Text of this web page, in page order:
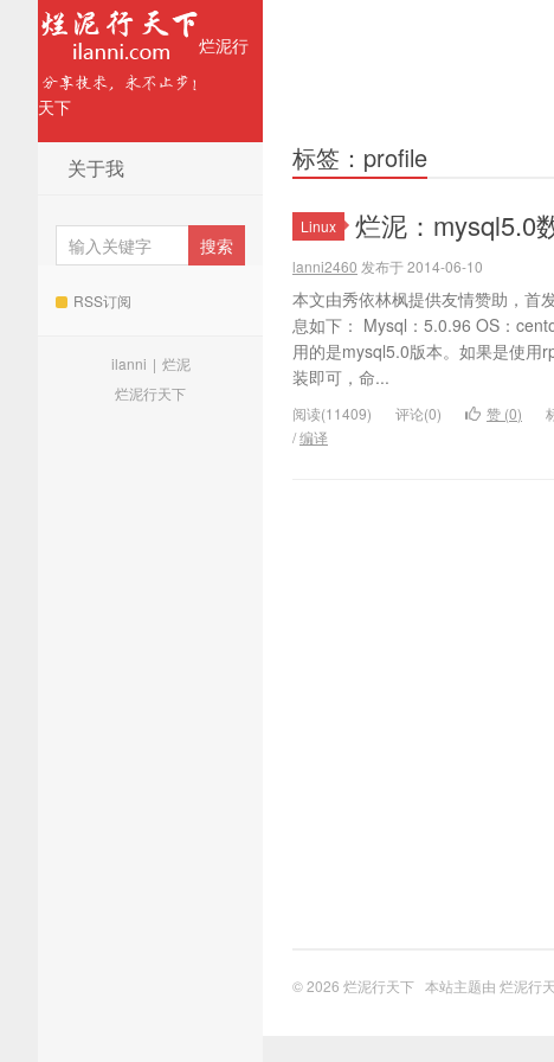
烂泥行
天下
关于我
RSS订阅
ilanni | 烂泥
烂泥行天下
标签：profile
Linux 烂泥：mysql5.0
lanni2460 发布于 2014-06-10
本文由秀依林枫提供友情赞助，首
息如下： Mysql：5.0.96 OS：
用的是mysql5.0版本。如果是使用
装即可，命...
阅读(11409) 评论(0) 赞 (0)
/编译
© 2026 烂泥行天下 本站主题由 烂泥行